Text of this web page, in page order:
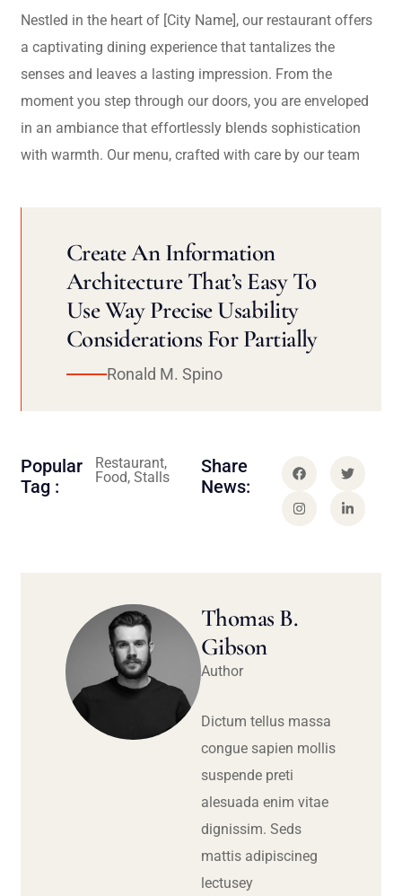
Nestled in the heart of [City Name], our restaurant offers
a captivating dining experience that tantalizes the
senses and leaves a lasting impression. From the
moment you step through our doors, you are enveloped
in an ambiance that effortlessly blends sophistication
with warmth. Our menu, crafted with care by our team
Create An Information
Architecture That’s Easy To
Use Way Precise Usability
Considerations For Partially
Ronald M. Spino
Popular
Tag :
Restaurant,
Food, Stalls
Share
News:
Thomas B.
Gibson
Author
Dictum tellus massa
congue sapien mollis
suspende preti
alesuada enim vitae
dignissim. Seds
mattis adipiscineg
lectusey